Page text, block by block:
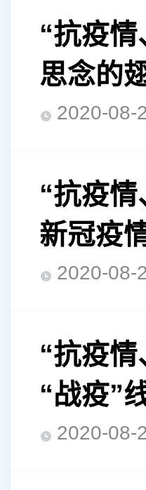
“抗疫
思念的
2020-
“抗疫
新冠疫
2020-
“抗疫
“战疫”
2020-